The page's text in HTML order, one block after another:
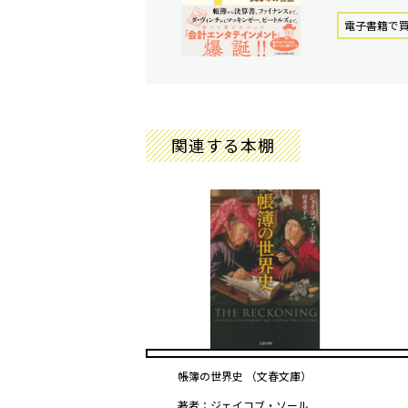
電⼦書籍で
関連する本棚
帳簿の世界史 （文春文庫）
著者：ジェイコブ・ソール